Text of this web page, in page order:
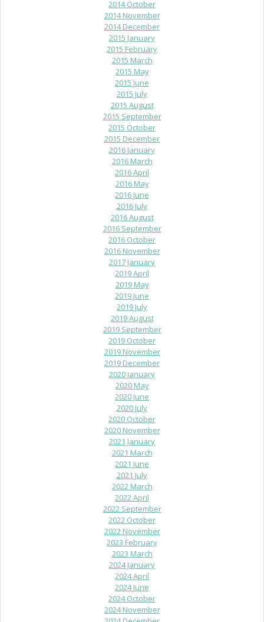
2014 October
2014 November
2014 December
2015 January
2015 February
2015 March
2015 May
2015 June
2015 July
2015 August
2015 September
2015 October
2015 December
2016 January
2016 March
2016 April
2016 May
2016 June
2016 July
2016 August
2016 September
2016 October
2016 November
2017 January
2019 April
2019 May
2019 June
2019 July
2019 August
2019 September
2019 October
2019 November
2019 December
2020 January
2020 May
2020 June
2020 July
2020 October
2020 November
2021 January
2021 March
2021 June
2021 July
2022 March
2022 April
2022 September
2022 October
2022 November
2023 February
2023 March
2024 January
2024 April
2024 June
2024 October
2024 November